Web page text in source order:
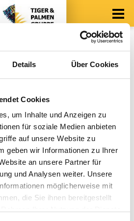
Details Über Cookies
Cookies
um Inhalte und Anzeigen zu
für soziale Medien anbieten
auf unsere Website zu
geben wir Informationen zu Ihrer
an unsere Partner für
und Analysen weiter. Unsere
möglicherweise mit
die Sie ihnen bereitgestellt
DEM NEUSTEN STAND
auf dem Laufenden über Neuigkeiten
Tiger & Palmen Gruppe.